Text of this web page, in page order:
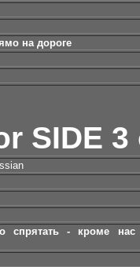
на дороге
SIDE
спрятать - кроме нас